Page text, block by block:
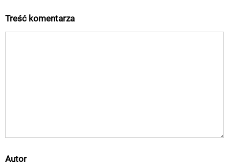
Treść komentarza
Autor